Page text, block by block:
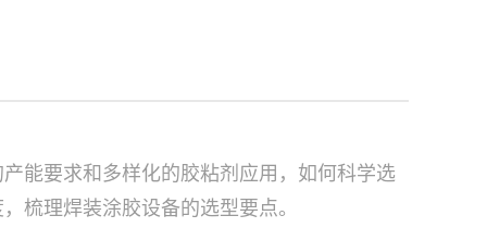
能要求和多样化的胶粘剂应用，如何科学选
梳理焊装涂胶设备的选型要点。